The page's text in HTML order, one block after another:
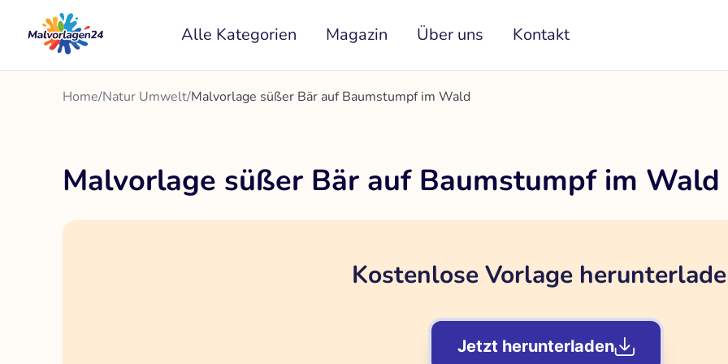
Inhalt
springen
Alle Kategorien Magazin Über uns Kontakt
Home/Natur Umwelt/Malvorlage süßer Bär auf Baumstumpf im Wald
Malvorlage süßer Bär auf Baumstumpf im Wald
Kostenlose Vorlage
Jetzt herunterladen